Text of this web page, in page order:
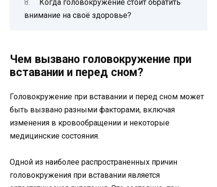
Когда головокружение стоит обратить
внимание на своё здоровье?
Чем вызвано головокружение при
вставании и перед сном?
Головокружение при вставании и перед сном может
быть вызвано разными факторами, включая
изменения в кровообращении и некоторые
медицинские состояния.
Одной из наиболее распространенных причин
головокружения при вставании является